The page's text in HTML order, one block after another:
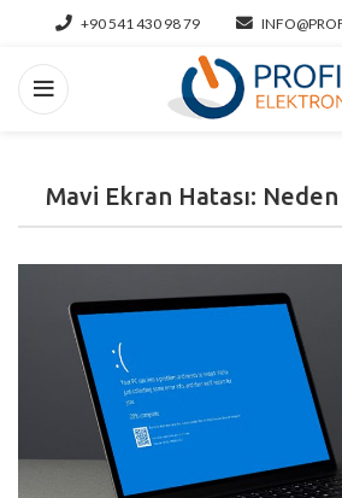
+90 541 430 98 79
Mavi Ekran Hatası: